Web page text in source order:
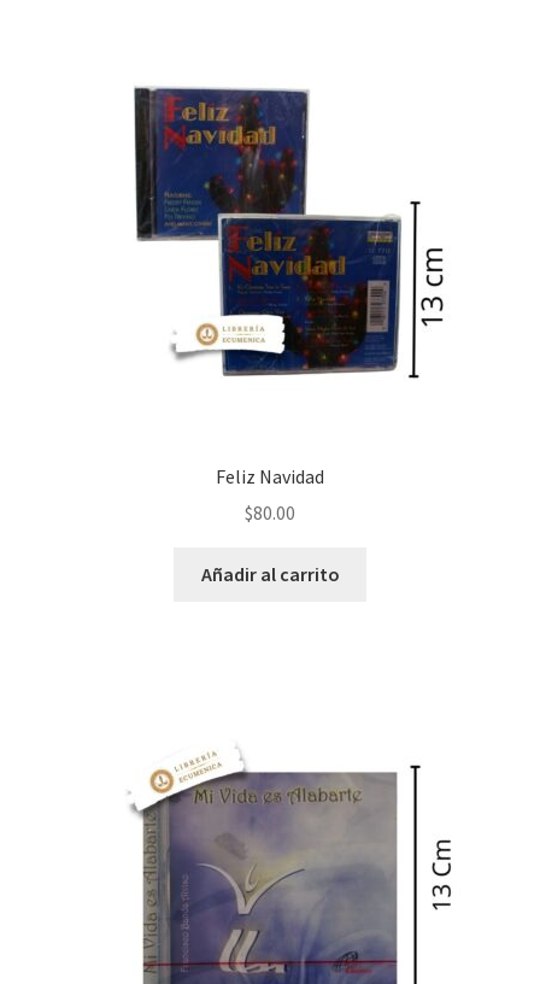
Feliz Navidad
$80.00
Añadir al carrito